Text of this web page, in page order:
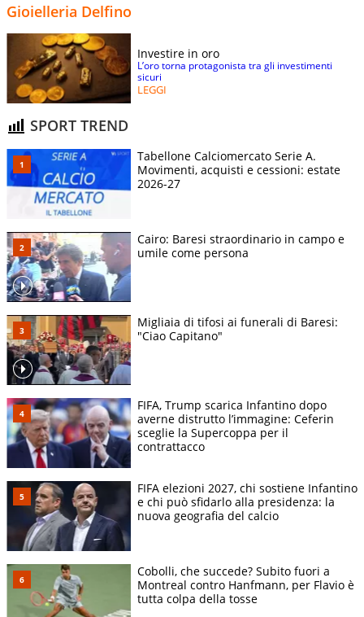
Gioielleria Delfino
Investire in oro
L’oro torna protagonista tra gli investimenti
sicuri
LEGGI
SPORT TREND
Tabellone Calciomercato Serie A.
Movimenti, acquisti e cessioni: estate
2026-27
Cairo: Baresi straordinario in campo e
umile come persona
Migliaia di tifosi ai funerali di Baresi:
"Ciao Capitano"
FIFA, Trump scarica Infantino dopo
averne distrutto l’immagine: Ceferin
sceglie la Supercoppa per il
contrattacco
FIFA elezioni 2027, chi sostiene Infantino
e chi può sfidarlo alla presidenza: la
nuova geografia del calcio
Cobolli, che succede? Subito fuori a
Montreal contro Hanfmann, per Flavio è
tutta colpa della tosse